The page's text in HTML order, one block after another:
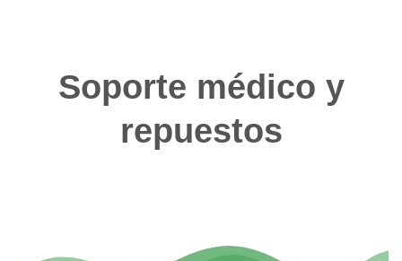
Soporte médico y
repuestos